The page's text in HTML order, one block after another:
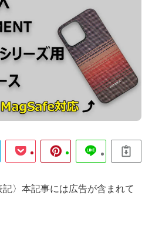
記〉本記事には広告が含まれて